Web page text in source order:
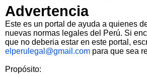
Advertencia
Este es un portal de ayuda a quienes
nuevas normas legales del Perú. Si
que no deberia estar en este portal,
elperulegal@gmail.com para que sea
Propósito: